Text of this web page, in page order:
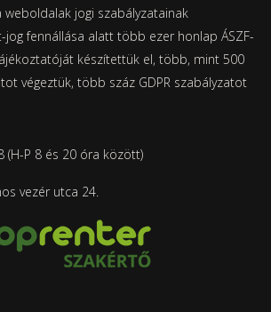
weboldalak jogi szabályzatainak
jog fennállása alatt több ezer honlap ÁSZF-
készítettük el, több, mint 500
végeztük, több száz GDPR szabályzatot
(H-P 8 és 20 óra között)
vezér utca 24.